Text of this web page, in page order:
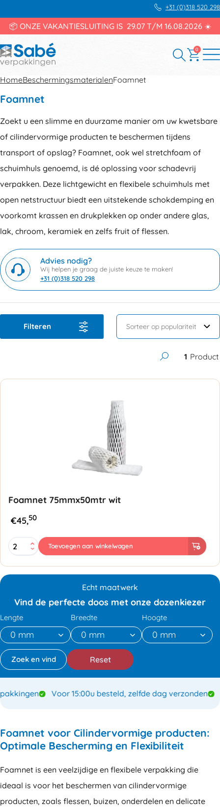
+31 (0)318 520 298
📦 ONZE VAKANTIESLUITING IS 29.07 T/M 16.08.2026 ☀️
0
HomeBeschermingsmaterialenFoamnet
Foamnet
Zoekt u een slimme en duurzame manier om uw kwetsbare
of cilindervormige producten te beschermen tijdens
transport of opslag? Foamnet, ook wel stretchfoam of
schuimhuls genoemd, is dé oplossing voor schadevrij
verpakken. Deze lichtgewicht en flexibele schuimhuls met
open netstructuur biedt een uitstekende schokdemping en
voorkomt krassen en drukplekken op onder andere glas,
lak, chroom, keramiek en zelfs fruit of flessen.
Advies nodig?
Wij helpen je graag de juiste keuze te maken!
+31 (0)318 520 298
Filteren
1 Product
Foamnet 75mmx50mtr wit
€45,50
Foamnet
75mmx50mtr
Toevoegen aan winkelwagen
Echt maatwerk
Vind de perfecte doos met onze dozenkiezer
Lengte Breedte Hoogte
Reset
Voor 15:00u besteld, zelfde dag verzonden
Foamnet voor Cilindervormige producten:
Optimale Bescherming en Flexibiliteit
Foamnet is een veelzijdige en flexibele verpakking die
ideaal is voor het beschermen van cilindervormige
producten, zoals flessen, buizen, onderdelen en delicate